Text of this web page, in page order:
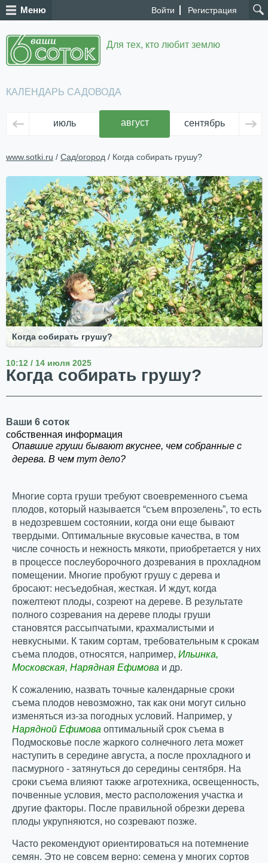
Войти Регистрация
Меню
Для тех, кто любит землю
КАЛЕНДАРЬ САДОВОДА
июль август сентябрь
www.sotki.ru / Сад/огород / Когда собирать грушу?
Когда собирать грушу?
10:12 / 14 июля 2025
Когда собирать грушу?
Ваши 6 соток
собственная информация
Опавшие груши бывают вкуснее, чем собранные с
дерева. В чем тут дело?
Многие сорта груши требуют своевременного съема
плодов, который называется “съем впрозелень”, то есть
в недозревшем состоянии, когда они еще бывают
твердыми. Оптимальные вкусовые качества, в том
числе сочность и нежность мякоти, приобретается у них
в процессе послеуборочного дозревания в прохладном
помещении. Многие пробуют грушу с дерева и
бросают: несъедобная, жесткая. И ждут, когда
пожелтеют плоды, созреют на дереве. В результате
полного созревания на дереве плоды груши
становятся рассыпчатыми, крахмалистыми и
невкусными. К таким сортам, требовательным к срокам
съема плодов, относятся, например, Ильинка,
Московская, Нарядная Ефимова и др.
К сожалению, назвать точные календарные сроки
съема плодов невозможно, так как они могут сильно
изменяться из-за погодных условий. Например, у
Нарядной Ефимова оптимальный срок съема в
Подмосковье после жаркого солнечного лета может
наступить в середине августа, а после прохладного и
пасмурного - затянуться до середины сентября. На
сроки съема влияют также агротехника, освещенность,
почвенные условия, место расположения участка и
другие факторы. После правильной обрезки дерева
плоды укрупняются, но созревают позже.
Часто рекомендуют ориентироваться на потемнение
семян. Это не совсем верно: семена у многих сортов